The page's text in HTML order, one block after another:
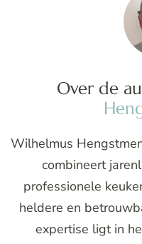
Over de
Wilhelmus
combineert
professionele
heldere en
expertise ligt in